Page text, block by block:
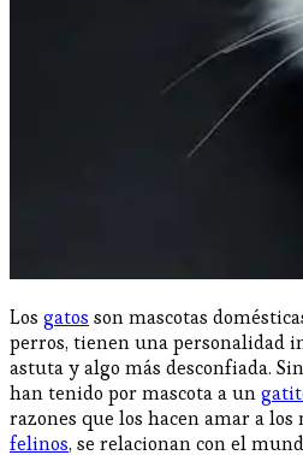
Los gatos son mascotas
perros, tienen una personalidad
astuta y algo más desconfiada.
han tenido por mascota a un
razones que los hacen amar a
felinos, se relacionan con el